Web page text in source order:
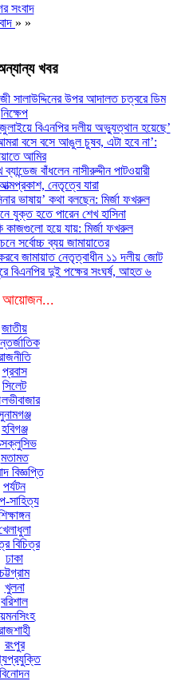
সংবাদ
» »
খবর
সালাউদ্দিনের উপর আদালত চত্বরে ডিম
নিক্ষেপ
জুলাইয়ে বিএনপির দলীয় অভ্যুত্থান হয়েছে’
বসে বসে আঙুল চুষব, এটা হবে না’:
আমির
বাঁধলেন নাসীরুদ্দীন পাটওয়ারী
নেতৃত্বে যারা
ভাষায়’ কথা বলছেন: মির্জা ফখরুল
যুক্ত হতে পারেন শেখ হাসিনা
কাজগুলো হয়ে যায়: মির্জা ফখরুল
সর্বোচ্চ ব্যয় জামায়াতের
জামায়াত নেতৃত্বাধীন ১১ দলীয় জোট
বিএনপির দুই পক্ষের সংঘর্ষ, আহত ৬
আয়োজন...
জাতীয়
প্রবাস
সিলেট
হবিগঞ্জ
মতামত
বিজ্ঞপ্তি
পর্যটন
সাহিত্য
বিচিত্র
ঢাকা
চট্টগ্রাম
খুলনা
বরিশাল
রংপুর
বিনোদন